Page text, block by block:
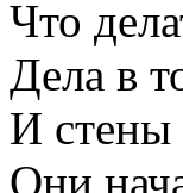
Что
Дела в
И стены
Они